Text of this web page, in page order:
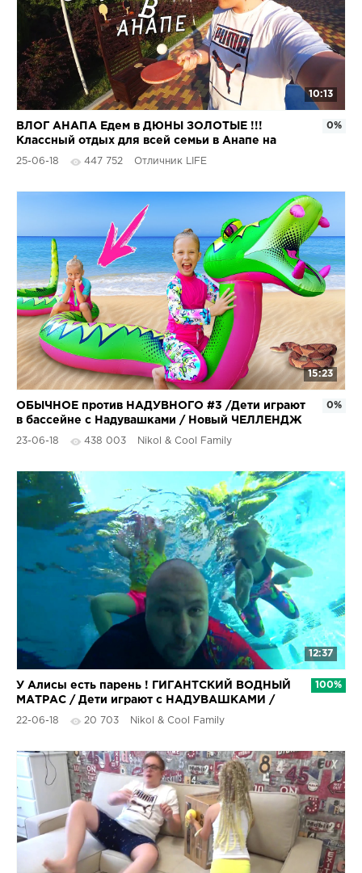
10:13
ВЛОГ АНАПА Едем в ДЮНЫ ЗОЛОТЫЕ !!!
Классный отдых для всей семьи в Анапе на
море
25-06-18 447 752 Отличник LIFE
0%
15:23
ОБЫЧНОЕ против НАДУВНОГО #3 /Дети играют
в бассейне с Надувашками / Новый ЧЕЛЛЕНДЖ
с Николь Крейзи
23-06-18 438 003 Nikol & Cool Family
0%
12:37
У Алисы есть парень ! ГИГАНТСКИЙ ВОДНЫЙ
МАТРАС / Дети играют с НАДУВАШКАМИ /
Николь Крейзи
22-06-18 20 703 Nikol & Cool Family
100%